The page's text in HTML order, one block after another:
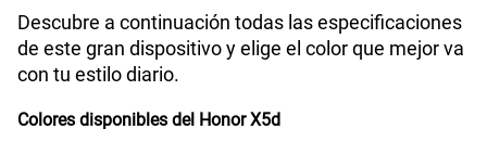
Peso
Descubre a continuación todas las especificaciones
de este gran dispositivo y elige el color que mejor va
con tu estilo diario.
Colores disponibles del Honor X5d